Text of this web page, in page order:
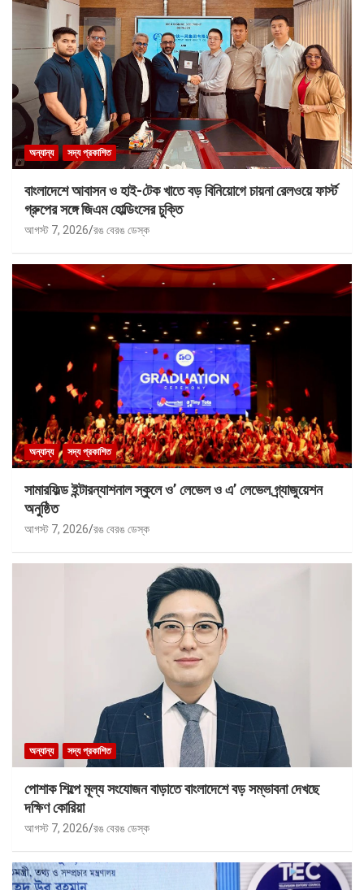
অন্যান্য সদ্য প্রকাশিত
বাংলাদেশে আবাসন ও হাই-টেক খাতে বড় বিনিয়োগে চায়না রেলওয়ে ফার্স্ট
গ্রুপের সঙ্গে জিএম হোল্ডিংসের চুক্তি
আগস্ট 7, 2026 রঙ বেরঙ ডেস্ক
অন্যান্য সদ্য প্রকাশিত
সামারফিল্ড ইন্টারন্যাশনাল স্কুলে ও’ লেভেল ও এ’ লেভেল গ্র্যাজুয়েশন
অনুষ্ঠিত
আগস্ট 7, 2026 রঙ বেরঙ ডেস্ক
অন্যান্য সদ্য প্রকাশিত
পোশাক শিল্পে মূল্য সংযোজন বাড়াতে বাংলাদেশে বড় সম্ভাবনা দেখছে
দক্ষিণ কোরিয়া
আগস্ট 7, 2026 রঙ বেরঙ ডেস্ক